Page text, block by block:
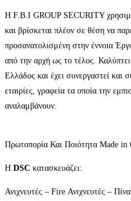
Η F.B.I GROUP SECURITY
και βρίσκεται πλέον σε θέση να
προσανατολισμένη στην έννοια
από την αρχή ως το τέλος.
Ελλάδος και έχει συνεργαστεί και
εταιρίες, γραφεία τα οποία την
αναλαμβάνουν.
Πρωτοπορία Και Ποιότητα Made
Η DSC κατασκευάζει:
Ανιχνευτές – Fire Ανιχνευτές –